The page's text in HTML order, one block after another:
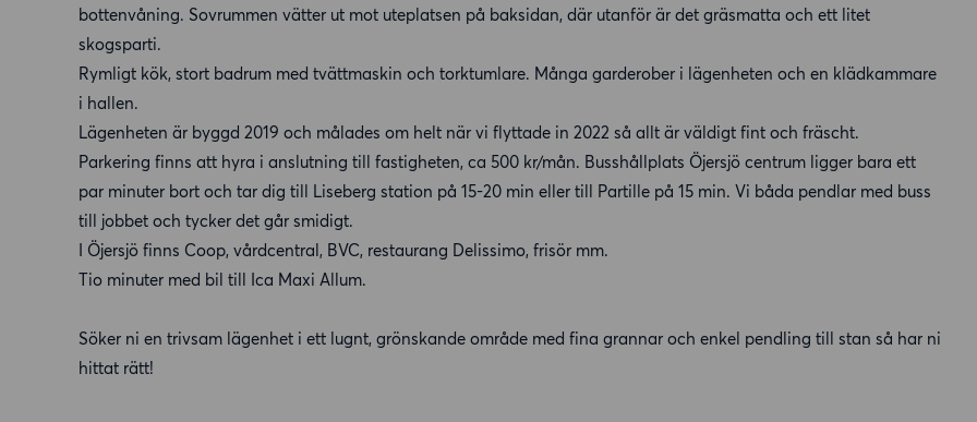
bottenvåning. Sovrummen vätter ut mot uteplatsen på baksidan, där utanför är det gräsmatta och ett litet
skogsparti.
Rymligt kök, stort badrum med tvättmaskin och torktumlare. Många garderober i lägenheten och en klädkammare
i hallen.
Lägenheten är byggd 2019 och målades om helt när vi flyttade in 2022 så allt är väldigt fint och fräscht.
Parkering finns att hyra i anslutning till fastigheten, ca 500 kr/mån. Busshållplats Öjersjö centrum ligger bara ett
par minuter bort och tar dig till Liseberg station på 15-20 min eller till Partille på 15 min. Vi båda pendlar med buss
till jobbet och tycker det går smidigt.
I Öjersjö finns Coop, vårdcentral, BVC, restaurang Delissimo, frisör mm.
Tio minuter med bil till Ica Maxi Allum.
Söker ni en trivsam lägenhet i ett lugnt, grönskande område med fina grannar och enkel pendling till stan så har ni
hittat rätt!